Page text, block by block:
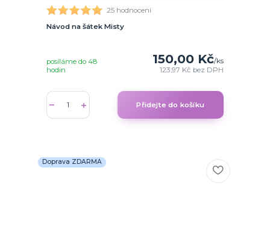
25 hodnocení
Návod na šátek Misty
150,00 Kč/ks
123,97 Kč bez DPH
posíláme do 48
hodin
Přidejte do košíku
Doprava ZDARMA